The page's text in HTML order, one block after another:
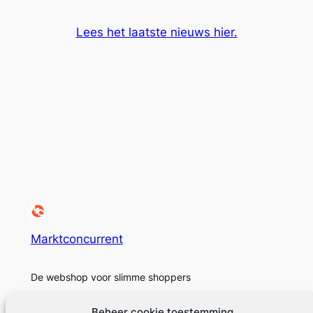
Lees het laatste nieuws hier.
Marktconcurrent
De webshop voor slimme shoppers